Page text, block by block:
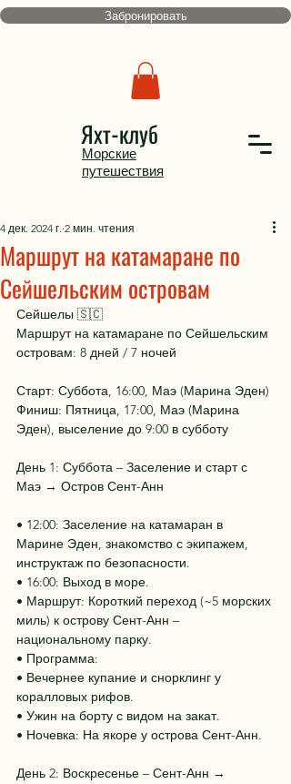
Забронировать
Яхт-клуб
Морские
путешествия
Маршрут на катамаране по
Сейшельским островам
4 дек. 2024 г. 2 мин. чтения
Сейшелы 🇸🇨
Маршрут на катамаране по Сейшельским
островам: 8 дней / 7 ночей
Старт: Суббота, 16:00, Маэ (Марина Эден)
Финиш: Пятница, 17:00, Маэ (Марина
Эден), выселение до 9:00 в субботу
День 1: Суббота – Заселение и старт с
Маэ → Остров Сент-Анн
• 12:00: Заселение на катамаран в
Марине Эден, знакомство с экипажем,
инструктаж по безопасности.
• 16:00: Выход в море.
• Маршрут: Короткий переход (~5 морских
миль) к острову Сент-Анн –
национальному парку.
• Программа:
• Вечернее купание и снорклинг у
коралловых рифов.
• Ужин на борту с видом на закат.
• Ночевка: На якоре у острова Сент-Анн.
День 2: Воскресенье – Сент-Анн →